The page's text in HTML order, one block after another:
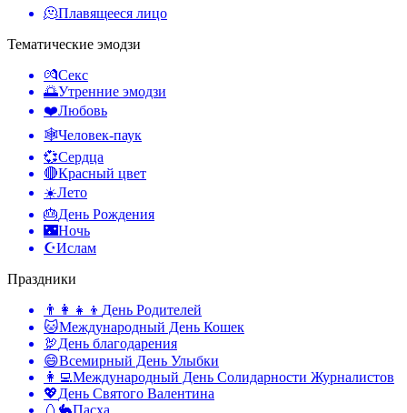
🫠Плавящееся лицо
Тематические эмодзи
💏Секс
🌅Утренние эмодзи
❤️Любовь
🕸️Человек-паук
💞Сердца
🔴Красный цвет
☀️Лето
🎂День Рождения
🌃Ночь
☪️Ислам
Праздники
👨‍👩‍👧‍👦 День Родителей
🐱Международный День Кошек
🦃День благодарения
😄Всемирный День Улыбки
👩‍💻Международный День Солидарности Журналистов
💖День Святого Валентина